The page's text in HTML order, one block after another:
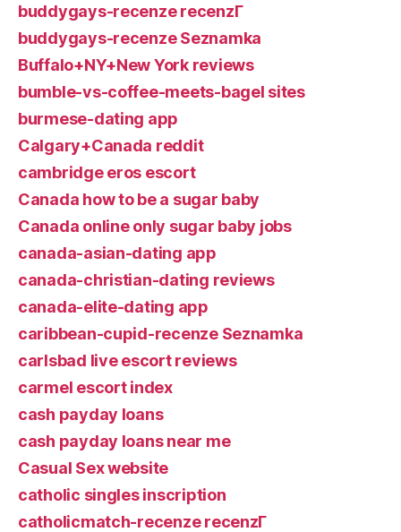
buddygays-recenze recenzГ­
buddygays-recenze Seznamka
Buffalo+NY+New York reviews
bumble-vs-coffee-meets-bagel sites
burmese-dating app
Calgary+Canada reddit
cambridge eros escort
Canada how to be a sugar baby
Canada online only sugar baby jobs
canada-asian-dating app
canada-christian-dating reviews
canada-elite-dating app
caribbean-cupid-recenze Seznamka
carlsbad live escort reviews
carmel escort index
cash payday loans
cash payday loans near me
Casual Sex website
catholic singles inscription
catholicmatch-recenze recenzГ­